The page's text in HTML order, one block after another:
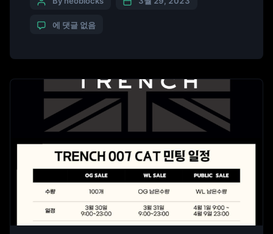
준 신비한 물약 이야기’라는 캐릭터와 고유한 세계관
에 댓글 없음